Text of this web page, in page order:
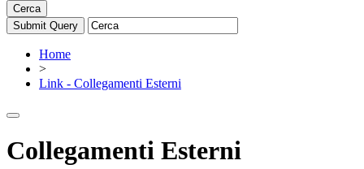
Cerca
Home
>
Link - Collegamenti Esterni
Collegamenti Esterni